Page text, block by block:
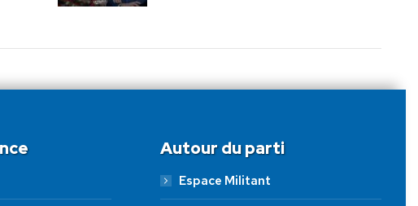
Autour du parti
Espace Militant